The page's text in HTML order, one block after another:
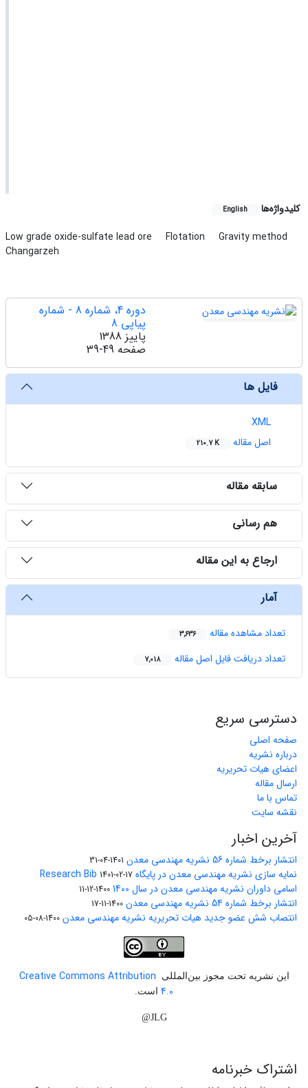
کلیدواژه‌ها English
Low grade oxide-sulfate lead ore Flotation
Gravity method
Changarzeh
دوره 4، شماره 8 - شماره
پیاپی 8
پاییز 1388
صفحه 39-49
فایل ها
XML
اصل مقاله
210.7 K
سابقه مقاله
هم رسانی
ارجاع به این مقاله
آمار
تعداد مشاهده مقاله 3,636
تعداد دریافت فایل اصل مقاله 7,018
دسترسی سریع
صفحه اصلی
درباره نشریه
اعضای هیات تحریریه
ارسال مقاله
تماس با ما
نقشه سایت
آخرین اخبار
انتشار برخط شماره 56 نشریه مهندسی معدن 1401-04-31
نمایه سازی نشریه مهندسی معدن در پایگاه Research Bib 1401-02-17
اسامی داوران نشریه مهندسی معدن در سال 1400 1400-12-11
انتشار برخط شماره 54 نشریه مهندسی معدن 1400-11-17
انتصاب شش عضو جدید هیات تحریریه نشریه مهندسی معدن 1400-08-05
این نشریه تحت مجوز بین‌المللی
Creative Commons Attribution
4.0 است.
JLG@
اشتراک خبرنامه